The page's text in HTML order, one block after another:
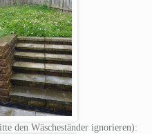
den Wäscheständer ignorieren):